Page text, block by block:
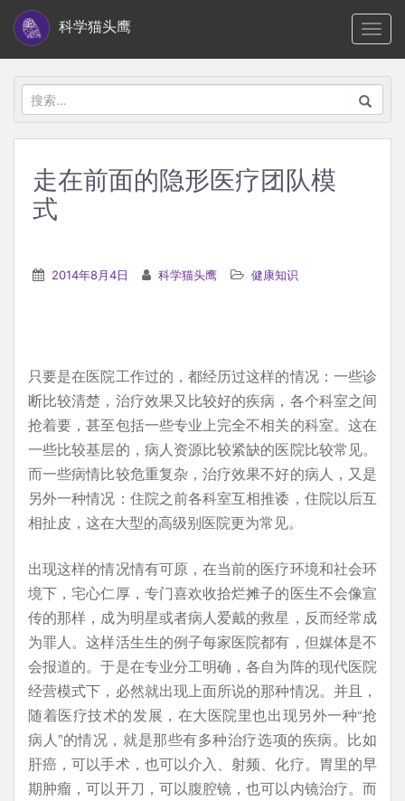
i
科学猫头鹰
搜
索：
走在前面的隐形医疗团队模
式
2014年8月4日 科学猫头鹰 健康知识
只要是在医院工作过的，都经历过这样的情况：一些诊
断比较清楚，治疗效果又比较好的疾病，各个科室之间
抢着要，甚至包括一些专业上完全不相关的科室。这在
一些比较基层的，病人资源比较紧缺的医院比较常见。
而一些病情比较危重复杂，治疗效果不好的病人，又是
另外一种情况：住院之前各科室互相推诿，住院以后互
相扯皮，这在大型的高级别医院更为常见。
出现这样的情况情有可原，在当前的医疗环境和社会环
境下，宅心仁厚，专门喜欢收拾烂摊子的医生不会像宣
传的那样，成为明星或者病人爱戴的救星，反而经常成
为罪人。这样活生生的例子每家医院都有，但媒体是不
会报道的。于是在专业分工明确，各自为阵的现代医院
经营模式下，必然就出现上面所说的那种情况。并且，
随着医疗技术的发展，在大医院里也出现另外一种“抢
病人”的情况，就是那些有多种治疗选项的疾病。比如
肝癌，可以手术，也可以介入、射频、化疗。胃里的早
期肿瘤，可以开刀，可以腹腔镜，也可以内镜治疗。而